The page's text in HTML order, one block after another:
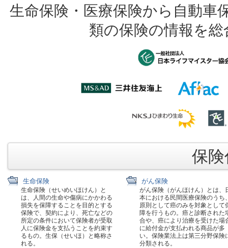
生命保険・医療保険から自動車
類の保険の情報を
保
生命保険
生命保険（せいめいほけん）と
は、人間の生命や傷病にかかわる
損失を保障することを目的とする
保険で、契約により、死亡などの
所定の条件において保険者が受取
人に保険金を支払うことを約束す
るもの。生保（せいほ）と略称さ
れる。
がん保険
がん保険（がんほけん）とは、
本における民間医療保険のうち
原則として癌のみを対象として
障を行うもの。癌と診断された
合や、癌により治療を受けた場
に給付金が支払われる商品が多
い。保険業法上は第三分野保険
分類される。